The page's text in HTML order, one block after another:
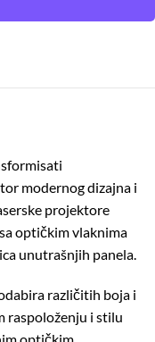
modernog dizajna i
projektore
optičkim vlaknima
unutrašnjih panela.
različitih boja i
raspoloženju i stilu